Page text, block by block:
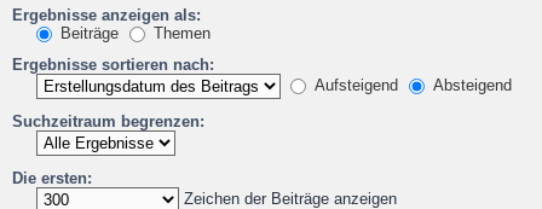
Ergebnisse anzeigen als:
Beiträge
Themen
Ergebnisse sortieren nach:
Aufsteigend
Absteigend
Suchzeitraum begrenzen:
Die ersten:
Zeichen der Beiträge anzeigen